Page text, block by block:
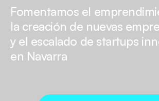
Fomentamos el
la creación de nuevas
y el escalado de startups
en Navarra